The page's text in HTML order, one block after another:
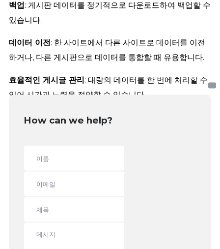
백업 : 게시판 데이터를 정기적으로 다운로드하여 백업할 수
있습니다.
데이터 이전: 한 사이트에서 다른 사이트로 데이터를 이전
하거나, 다른 게시판으로 데이터를 통합할 때 유용합니다.
효율적인 게시글 관리 : 대량의 데이터를 한 번에 처리할 수
있어 시간과 노력을 절약할 수 있습니다.
How can we help?